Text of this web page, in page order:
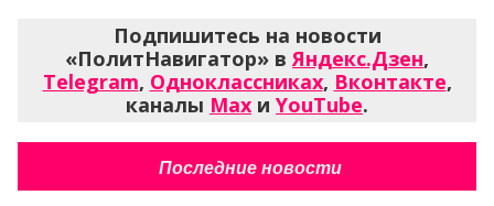
Подпишитесь на новости
«ПолитНавигатор» вЯндекс.Дзен,
Telegram, Одноклассниках, Вконтакте,
каналы Max и YouTube.
Последние новости